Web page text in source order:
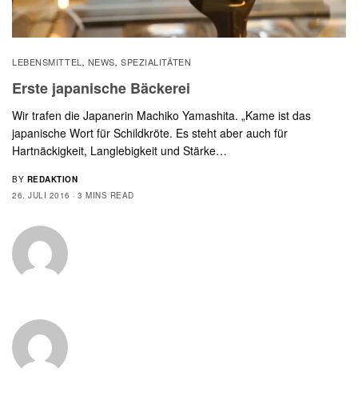
LEBENSMITTEL , NEWS,SPEZIALITÄTEN
Erste japanische Bäckerei
Wir trafen die Japanerin Machiko Yamashita. „Kame ist das
japanische Wort für Schildkröte. Es steht aber auch für
Hartnäckigkeit, Langlebigkeit und Stärke…
BY REDAKTION
26. JULI 2016
3 MINS READ